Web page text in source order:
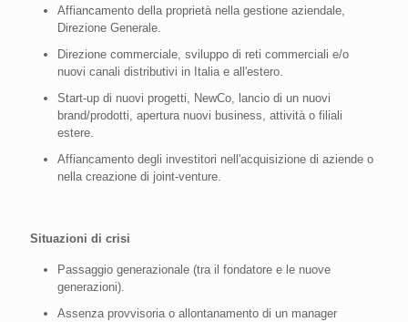
Affiancamento della proprietà nella gestione aziendale,
Direzione Generale.
Direzione commerciale, sviluppo di reti commerciali e/o
nuovi canali distributivi in Italia e all'estero.
Start-up di nuovi progetti, NewCo, lancio di un nuovi
brand/prodotti, apertura nuovi business, attività o filiali
estere.
Affiancamento degli investitori nell'acquisizione di aziende o
nella creazione di joint-venture.
Situazioni di crisi
Passaggio generazionale (tra il fondatore e le nuove
generazioni).
Assenza provvisoria o allontanamento di un manager